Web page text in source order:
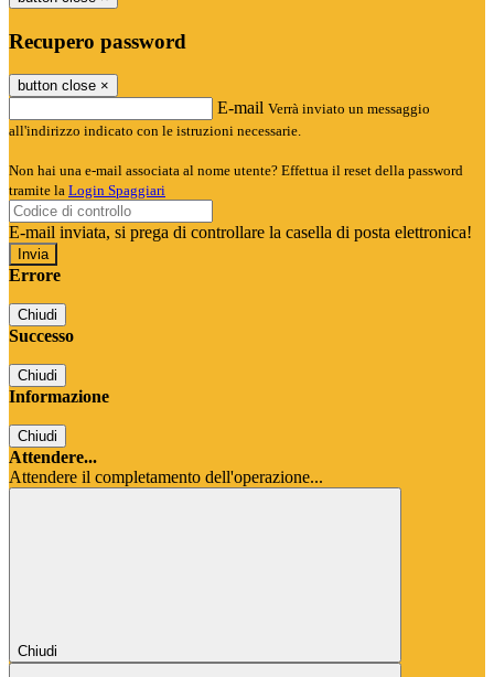
Recupero password
button close ×
E-mail Verrà inviato un messaggio
all'indirizzo indicato con le istruzioni necessarie.
Non hai una e-mail associata al nome utente? Effettua il reset della password
tramite la Login Spaggiari
E-mail inviata, si prega di controllare la casella di posta elettronica!
Errore
Chiudi
Successo
Chiudi
Informazione
Chiudi
Attendere...
Attendere il completamento dell'operazione...
Chiudi